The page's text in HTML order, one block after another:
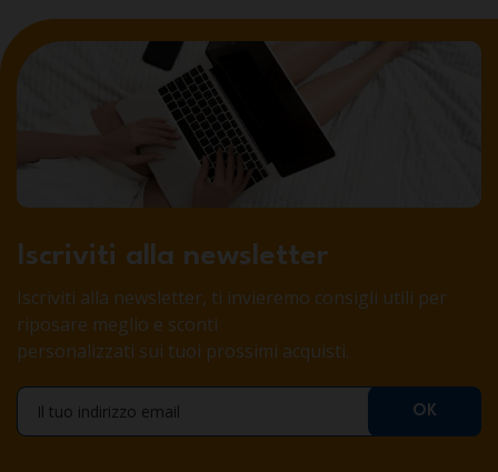
Iscriviti alla newsletter
Iscriviti alla newsletter, ti invieremo consigli utili per
riposare meglio e sconti
personalizzati sui tuoi prossimi acquisti.